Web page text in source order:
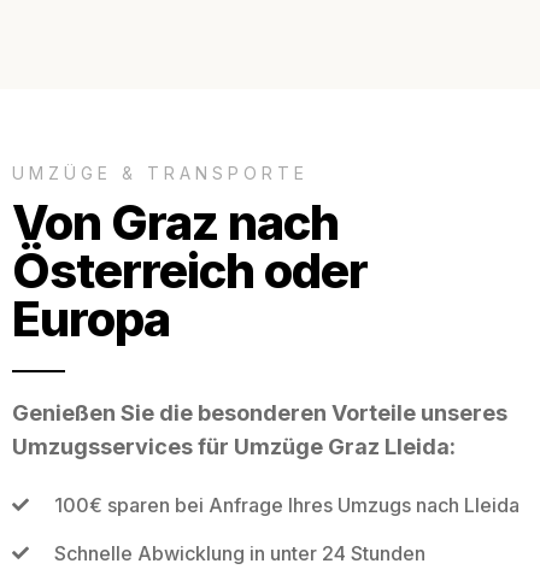
UMZÜGE & TRANSPORTE
Von Graz nach
Österreich oder
Europa
Genießen Sie die besonderen Vorteile unseres
Umzugsservices für Umzüge Graz Lleida:
100€ sparen bei Anfrage Ihres Umzugs nach Lleida
Schnelle Abwicklung in unter 24 Stunden